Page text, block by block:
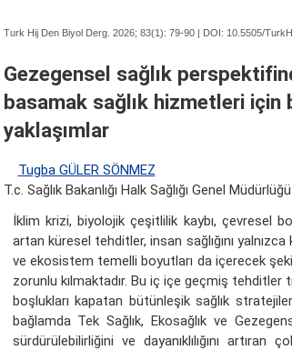
Turk Hij Den Biyol Derg. 2026; 83(1): 79-90 | DOI: 10.5505/
Gezegensel sağlık
basamak sağlık hizmetleri
yaklaşımlar
Tugba GÜLER SÖNMEZ
T.c. Sağlık Bakanlığı Halk Sağlığı Genel Müdürlüğü
İklim krizi, biyolojik çeşitlilik kaybı, çevresel
artan küresel tehditler, insan sağlığını
ve ekosistem temelli boyutları da içerecek
zorunlu kılmaktadır. Bu iç içe geçmiş tehditler
boşlukları kapatan bütünleşik sağlık
bağlamda Tek Sağlık, Ekosağlık ve
sürdürülebilirliğini ve dayanıklılığını